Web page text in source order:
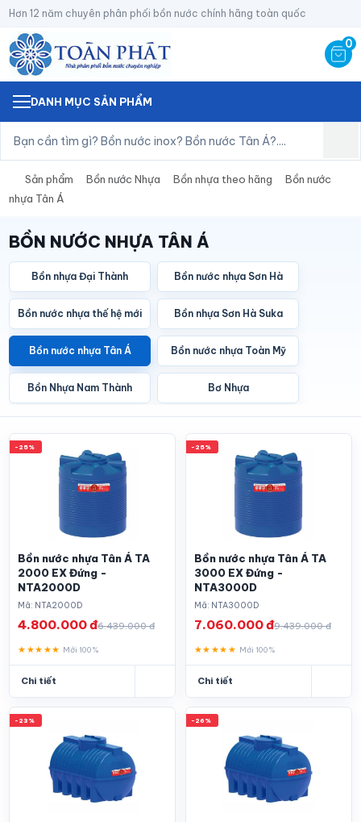
Hơn 12 năm chuyên phân phối bồn nước chính hãng toàn quốc
0
DANH MỤC SẢN PHẨM
Sản phẩm Bồn nước Nhựa Bồn nhựa theo hãng
Bồn nước
nhựa Tân Á
BỒN NƯỚC NHỰA TÂN Á
Bồn nhựa Đại Thành Bồn nước nhựa Sơn Hà
Bồn nước nhựa thế hệ mới Bồn nhựa Sơn Hà Suka
Bồn nước nhựa Tân Á Bồn nước nhựa Toàn Mỹ
Bồn Nhựa Nam Thành Bơ Nhựa
-25%
Bồn nước nhựa Tân Á TA
2000 EX Đứng -
NTA2000D
Mã: NTA2000D
6.439.000 đ
4.800.000 đ
★★★★★ Mới 100%
Chi tiết
-25%
Bồn nước nhựa Tân Á TA
3000 EX Đứng -
NTA3000D
Mã: NTA3000D
9.439.000 đ
7.060.000 đ
★★★★★ Mới 100%
Chi tiết
-23% -26%